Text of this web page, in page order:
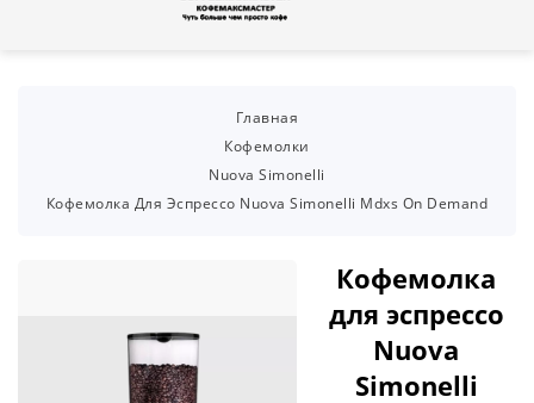
Главная
Кофемолки
Nuova Simonelli
Кофемолка Для Эспрессо Nuova Simonelli Mdxs On Demand
Кофемолка
для эспрессо
Nuova
Simonelli